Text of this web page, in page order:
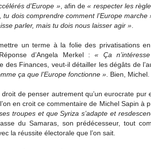
d’Europe », afin de« respecter les
tu dois comprendre comment l’Europe marche
parler, mais tu dois nous laisser agir »
un terme à la folie des privatisations
d’Angela Merkel :« Ça
des Finances, veut-il détailler les dégâts de
ça que l’Europe fonctionne » . Bien,
de penser autrement qu’un eurocrate
en croit ce commentaire de Michel Sapin à
troupes et que Syriza s’adapte et
du Samaras, son prédécesseur, tout
la réussite électorale que l’on sait.